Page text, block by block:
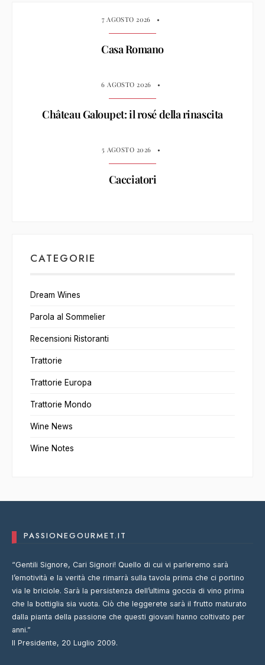
7 AGOSTO 2026 •
Casa Romano
6 AGOSTO 2026 •
Château Galoupet: il rosé della rinascita
5 AGOSTO 2026 •
Cacciatori
CATEGORIE
Dream Wines
Parola al Sommelier
Recensioni Ristoranti
Trattorie
Trattorie Europa
Trattorie Mondo
Wine News
Wine Notes
PASSIONEGOURMET.IT
“Gentili Signore, Cari Signori! Quello di cui vi parleremo sarà
l’emotività e la verità che rimarrà sulla tavola prima che ci portino
via le briciole. Sarà la persistenza dell’ultima goccia di vino prima
che la bottiglia sia vuota. Ciò che leggerete sarà il frutto maturato
dalla pianta della passione che questi giovani hanno coltivato per
anni.”
Il Presidente, 20 Luglio 2009.